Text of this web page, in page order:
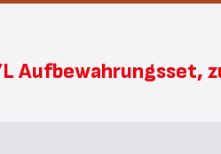
Aufbewahrungsset,